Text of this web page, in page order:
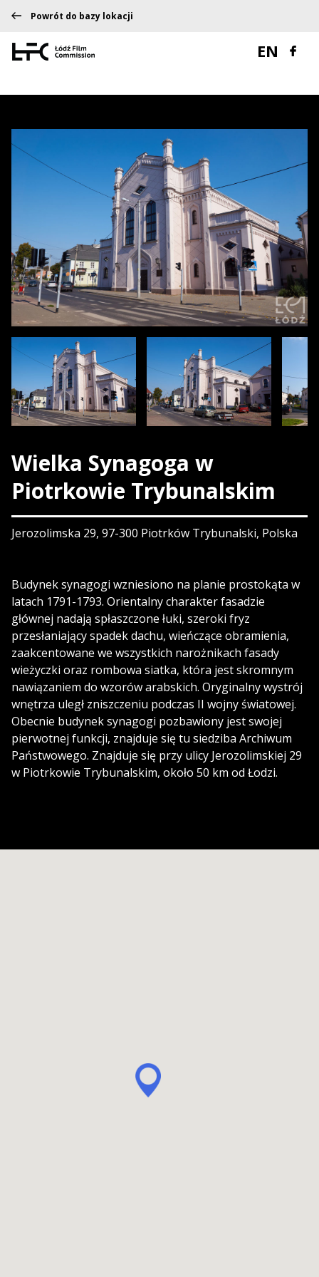
Powrót do bazy lokacji
EN
Wielka Synagoga w
Piotrkowie Trybunalskim
Jerozolimska 29, 97-300 Piotrków Trybunalski, Polska
Budynek synagogi wzniesiono na planie prostokąta w
latach 1791-1793. Orientalny charakter fasadzie
głównej nadają spłaszczone łuki, szeroki fryz
przesłaniający spadek dachu, wieńczące obramienia,
zaakcentowane we wszystkich narożnikach fasady
wieżyczki oraz rombowa siatka, która jest skromnym
nawiązaniem do wzorów arabskich. Oryginalny wystrój
wnętrza uległ zniszczeniu podczas II wojny światowej.
Obecnie budynek synagogi pozbawiony jest swojej
pierwotnej funkcji, znajduje się tu siedziba Archiwum
Państwowego. Znajduje się przy ulicy Jerozolimskiej 29
w Piotrkowie Trybunalskim, około 50 km od Łodzi.